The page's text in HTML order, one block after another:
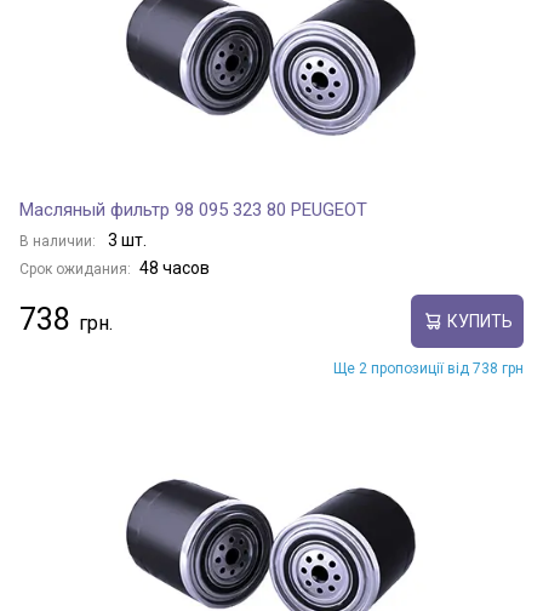
Масляный фильтр 98 095 323 80 PEUGEOT
В наличии: 3 шт.
Срок ожидания: 48 часов
738 КУПИТЬ
Ще 2 пропозиції від 738 грн